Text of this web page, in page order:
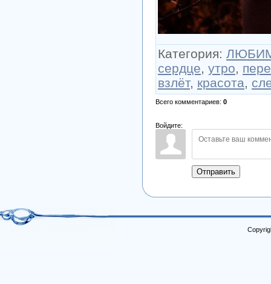
Категория:
сердце, утро,
взлёт, красота,
Всего комментариев: 0
Войдите:
Отправить